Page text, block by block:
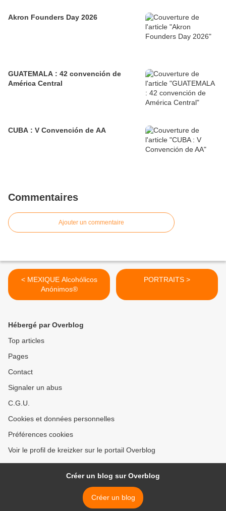
Akron Founders Day 2026
GUATEMALA : 42 convención de
América Central
CUBA : V Convención de AA
Commentaires
Ajouter un commentaire
< MEXIQUE Alcohólicos
Anónimos®
PORTRAITS >
Hébergé par Overblog
Top articles
Pages
Contact
Signaler un abus
C.G.U.
Cookies et données personnelles
Préférences cookies
Voir le profil de kreizker sur le portail Overblog
Créer un blog sur Overblog
Créer un blog